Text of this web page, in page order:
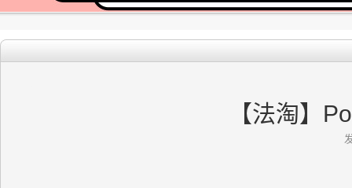
【法淘】